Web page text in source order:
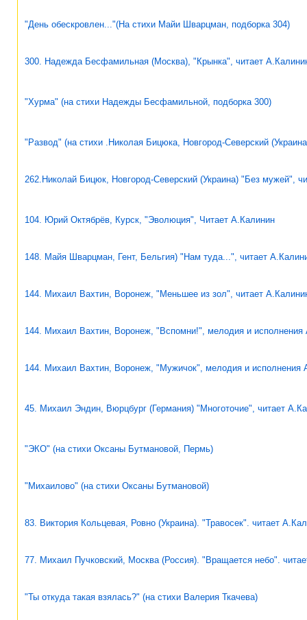
"День обескровлен..."(На стихи Майи Шварцман, подборка 304)
300. Надежда Бесфамильная (Москва), "Крынка", читает
"Хурма" (на стихи Надежды Бесфамильной, подборка 300)
"Развод" (на стихи .Николая Бицюка, Новгород-Северский
262.Николай Бицюк, Новгород-Северский (Украина) "Без мужей",
104. Юрий Октябрёв, Курск, "Эволюция", Читает А.Калинин
148. Майя Шварцман, Гент, Бельгия) "Нам туда...", читает
144. Михаил Вахтин, Воронеж, "Меньшее из зол", читает
144. Михаил Вахтин, Воронеж, "Вспомни!", мелодия и исполнения
144. Михаил Вахтин, Воронеж, "Мужичок", мелодия и исполнения
45. Михаил Эндин, Вюрцбург (Германия) "Многоточие", читает
"ЭКО" (на стихи Оксаны Бутмановой, Пермь)
"Михаилово" (на стихи Оксаны Бутмановой)
83. Виктория Кольцевая, Ровно (Украина). "Травосек". читает
77. Михаил Пучковский, Москва (Россия). "Вращается небо".
"Ты откуда такая взялась?" (на стихи Валерия Ткачева)